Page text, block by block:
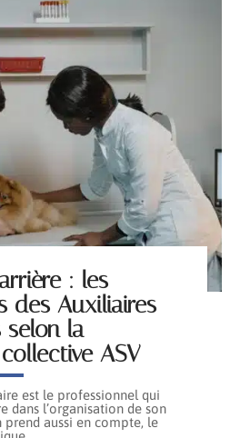
: les
des Auxiliaires
selon la
ASV
est le professionnel qui
dans l’organisation de son
prend aussi en compte, le